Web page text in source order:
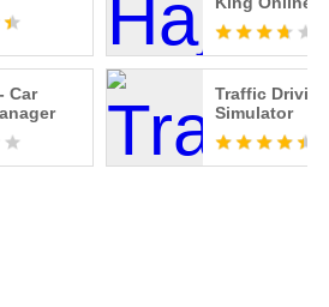
Car
Traffic
Simulator